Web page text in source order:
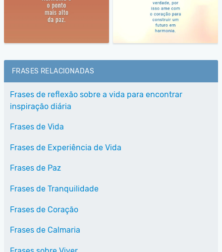
FRASES RELACIONADAS
Frases de reflexão sobre a vida para encontrar
inspiração diária
Frases de Vida
Frases de Experiência de Vida
Frases de Paz
Frases de Tranquilidade
Frases de Coração
Frases de Calmaria